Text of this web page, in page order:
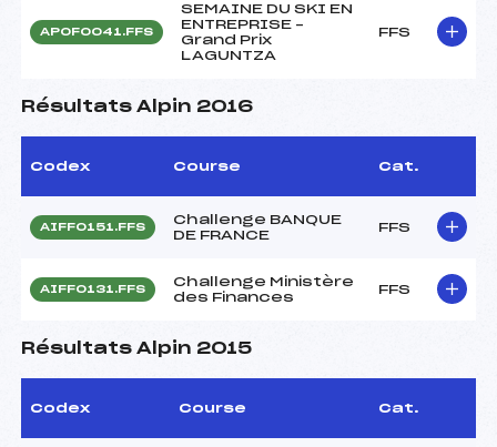
APOF0041.FFS
SEMAINE DU SKI EN
ENTREPRISE –
Grand Prix
LAGUNTZA
FFS
Résultats Alpin 2016
Codex Course Cat.
AIFF0151.FFS
Challenge BANQUE
DE FRANCE
FFS
AIFF0131.FFS
Challenge Ministère
des Finances
FFS
Résultats Alpin 2015
Codex Course Cat.